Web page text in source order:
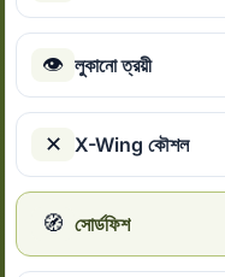
👁 লুকানো ত্রয়ী
✕ X-Wing কৌশল
🧭 সোর্ডফিশ